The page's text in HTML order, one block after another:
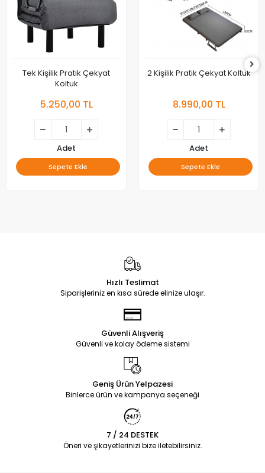
Tek Kişilik Pratik Çekyat
Koltuk
5.250,00 TL
Adet
Sepete Ekle
2 Kişilik Pratik Çekyat Koltuk
8.990,00 TL
Adet
Sepete Ekle
Hızlı Teslimat
Siparişleriniz en kısa sürede elinize ulaşır.
Güvenli Alışveriş
Güvenli ve kolay ödeme sistemi
Geniş Ürün Yelpazesi
Binlerce ürün ve kampanya seçeneği
7 / 24 DESTEK
Öneri ve şikayetlerinizi bize iletebilirsiniz.